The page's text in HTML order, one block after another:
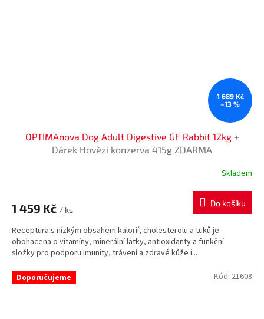
1 689 Kč
–13 %
OPTIMAnova Dog Adult Digestive GF Rabbit 12kg +
Dárek Hovězí konzerva 415g ZDARMA
Skladem
1 459 Kč / ks
Do košíku
Receptura s nízkým obsahem kalorií, cholesterolu a tuků je
obohacena o vitamíny, minerální látky, antioxidanty a funkční
složky pro podporu imunity, trávení a zdravé kůže i...
Doporučujeme Kód: 21608